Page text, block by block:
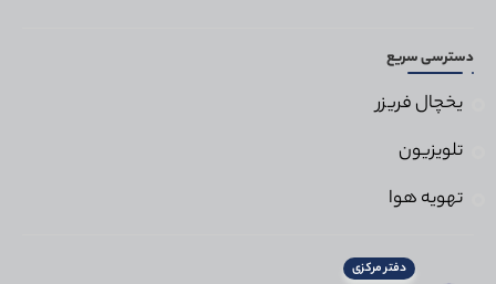
دسترسی سریع
یخچال فریزر
تلویزیون
تهویه هوا
دفتر مرکزی